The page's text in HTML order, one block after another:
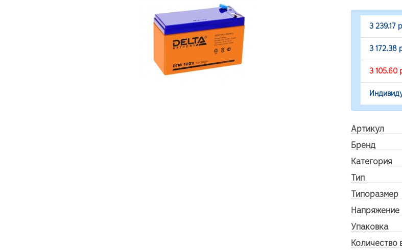
3 239.17
3 172.38
3 105.60
Артикул
Бренд
Категория
Тип
Типоразмер
Напряжение
Упаковка
Количество